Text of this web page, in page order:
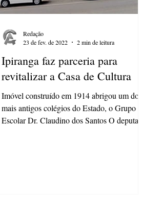
Ipiranga faz parceria para
revitalizar a Casa de Cultura
Imóvel construído em 1914 abrigou um dos
mais antigos colégios do Estado, o Grupo
Escolar Dr. Claudino dos Santos O deputado
Redação
23 de fev. de 2022
2 min de leitura